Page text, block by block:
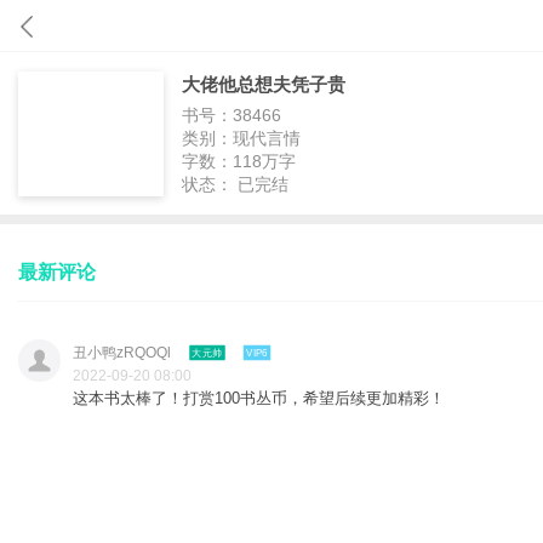
大佬他总想夫凭子贵
书号：38466
类别：现代言情
字数：118万字
状态： 已完结
最新评论
丑小鸭zRQOQl 大元帅 VIP6
2022-09-20 08:00
这本书太棒了！打赏100书丛币，希望后续更加精彩！